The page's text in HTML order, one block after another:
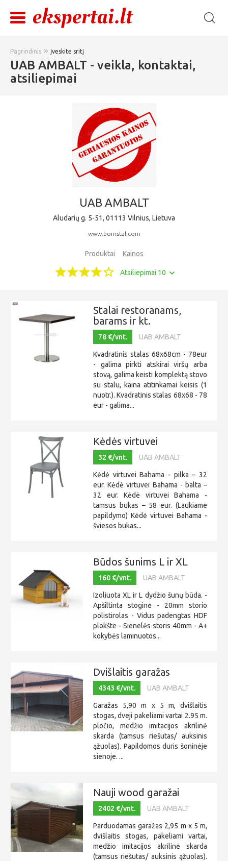
Pagrindinis » Įveskite sritį
UAB AMBALT - veikla, kontaktai,
atsiliepimai
UAB AMBALT
Aludarių g. 5-51, 01113 Vilnius, Lietuva
www.bomstal.com
Produktai Kainos
Atsiliepimai 10
Stalai restoranams,
barams ir kt.
78 €/vnt. UAB AMBALT
Kvadratinis stalas 68x68cm - 78eur
- galima pirkti atskirai viršų arba
stovą, galima keisti komplektą stovo
su stalu, kaina atitinkamai keisis (1
nuotr.). Kvadratinis stalas 68x68 - 78
eur - galima...
Kėdės virtuvei
32 €/vnt. UAB AMBALT
Kėdė virtuvei Bahama - pilka – 32
eur. Kėdė virtuvei Bahama - balta –
32 eur. Kėdė virtuvei Bahama -
tamsus bukas – 58 eur. (Laukiame
papildymo) Kėdė virtuvei Bahama -
šviesos bukas...
Būdos šunims L ir XL
160 €/vnt. UAB AMBALT
Izoliuota XL ir L dydžio šunų būda. -
Apšiltinta stoginė - 20mm storio
polistirolas - Vidus padengtas HDF
plokšte - Sienelės storis 40mm - A+
kokybės laminuotos...
Dvišlaitis garažas
4343 €/vnt. UAB AMBALT
Garažas 5,90 m x 5 m, dvišlaitis
stogas, dveji pakeliami vartai 2.95 m.
pločio, medžio imitacijos akrilinė
skarda (tamsus riešutas/ auksinis
ąžuolas). Papildomos duris šoninėje
sienoje. ...
Nauji wood garažai
2402 €/vnt. UAB AMBALT
Parduodamas garažas 2,95 m x 5 m,
dvišlaitis stogas, pakeliami vartai,
medžio imitacijos akrilinė skarda
(tamsus riešutas/ auksinis ąžuolas).